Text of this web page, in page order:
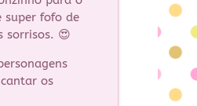
super fofo de
sorrisos. 😍
os